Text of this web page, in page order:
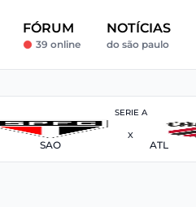
FÓRUM
39 online
NOTÍCIAS
do são paulo
SERIE A
SAO
X
ATL